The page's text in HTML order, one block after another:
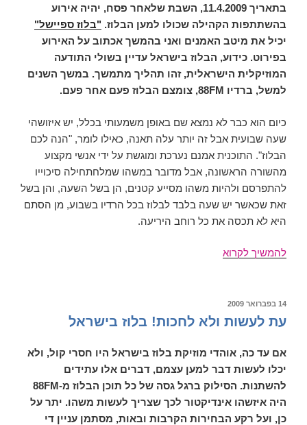
בתאריך 11.4.2009, השבת שלאחר פסח, יהיה אירוע
בהשתתפות הקהילה שכולו למען הבלוז. "בלוז ספיישל"
יכיל את מיטב האמנים ואני בהמשך אכתוב על האירוע
בפירוט. כידוע, הבלוז בישראל עדיין בשולי התודעה
המוזיקלית הישראלית, זהו תהליך מתמשך. במשך השנים
למשל, ברדיו 88FM, צומצם הבלוז פעם אחר פעם.
כיום הוא כבר לא נמצא שם באופן משמעותי בכלל, יש איזושהי
שעה שבועית אבל זה יותר עלה תאנה, כאילו לומר, "הנה לכם
הבלוז". התוכנית אמנם נערכת ומוגשת על ידי אנשי מקצוע
מהשורה הראשונה, אבל מדובר במשהו שמלחתחילה סיכוייו
להתפרסם ולהיות משהו מסייע קטנים, הן בשל השעה, והן בשל
זאת שכאשר יש שעה בלבד לבלוז בכל הרדיו בשבוע, מן הסתם
היא לא תכסה את כל רוחב היריעה.
להמשיך לקרוא
פורסם
14 בפברואר 2009
עת לעשות ולא לחכות! בלוז בישראל
אם עד כה, אוהדי מוזיקת בלוז בישראל היו חסרי קול, ולא
יכלו לעשות דבר למען עצמם, דברים אלו עתידים
להשתנות. הסילוק ברגל גסה של כל תוכן הבלוז מ-88FM
היה איזשהו אינדיקטור לכך שצריך לעשות משהו. יתר על
כן, ועל רקע הבחירות הקרבות ובאות, מסתמן עניין די